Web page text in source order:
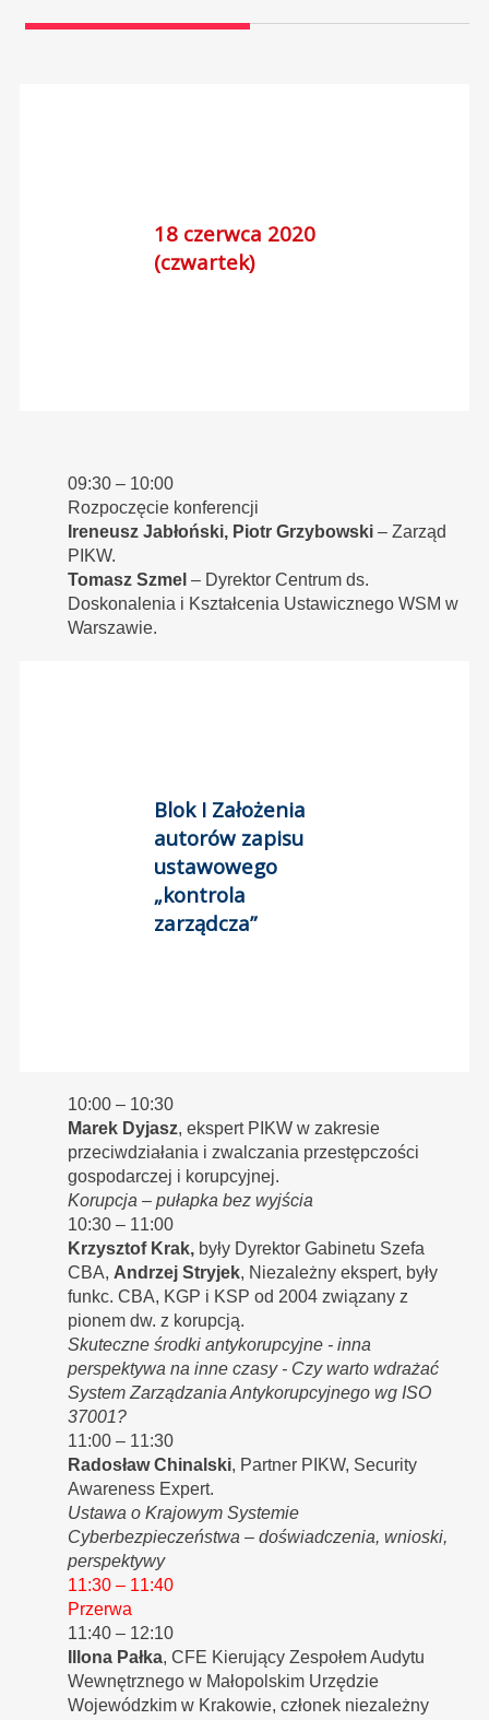
18 czerwca 2020
(czwartek)
09:30 – 10:00
Rozpoczęcie konferencji
Ireneusz Jabłoński, Piotr Grzybowski – Zarząd
PIKW.
Tomasz Szmel – Dyrektor Centrum ds.
Doskonalenia i Kształcenia Ustawicznego WSM w
Warszawie.
Blok I Założenia
autorów zapisu
ustawowego
„kontrola
zarządcza”
10:00 – 10:30
Marek Dyjasz, ekspert PIKW w zakresie
przeciwdziałania i zwalczania przestępczości
gospodarczej i korupcyjnej.
Korupcja – pułapka bez wyjścia
10:30 – 11:00
Krzysztof Krak, były Dyrektor Gabinetu Szefa
CBA, Andrzej Stryjek, Niezależny ekspert, były
funkc. CBA, KGP i KSP od 2004 związany z
pionem dw. z korupcją.
Skuteczne środki antykorupcyjne - inna
perspektywa na inne czasy - Czy warto wdrażać
System Zarządzania Antykorupcyjnego wg ISO
37001?
11:00 – 11:30
Radosław Chinalski, Partner PIKW, Security
Awareness Expert.
Ustawa o Krajowym Systemie
Cyberbezpieczeństwa – doświadczenia, wnioski,
perspektywy
11:30 – 11:40
Przerwa
11:40 – 12:10
Illona Pałka, CFE Kierujący Zespołem Audytu
Wewnętrznego w Małopolskim Urzędzie
Wojewódzkim w Krakowie, członek niezależny